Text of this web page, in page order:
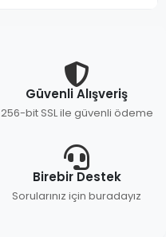
Güvenli Alışveriş
256-bit SSL ile güvenli ödeme
Birebir Destek
Sorularınız için buradayız